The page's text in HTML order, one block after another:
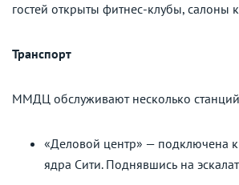
гостей открыты фитнес-клубы, салоны
Транспорт
ММДЦ обслуживают несколько
«Деловой центр» — подключена
ядра Сити. Поднявшись на